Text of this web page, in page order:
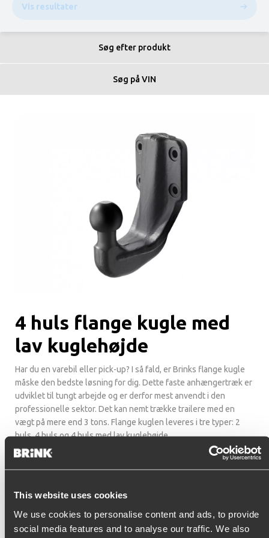
This website uses cookies
We use cookies to personalise content and ads, to provide
social media features and to analyse our traffic. We also
Vis resultater
Søg efter produkt
Søg på VIN
4 huls flange kugle med
lav kuglehøjde
Har du en varebil eller pick-up? I så fald, er Brinks flange kugle
måske den bedste løsning for dig. Dette faste anhængertræk er
udviklet til tungt arbejde og er derfor mest anvendt i den
professionelle sektor. Det kan nemt trække trailere med en
vægt på mere end 3 tons. Flange kuglen leveres i tre typer: 2
huls, 4 huls og 4 huls med lav kuglehøjde.
Fordele:
Justerbart i højden
Integrerbart med andre koblingssystemer